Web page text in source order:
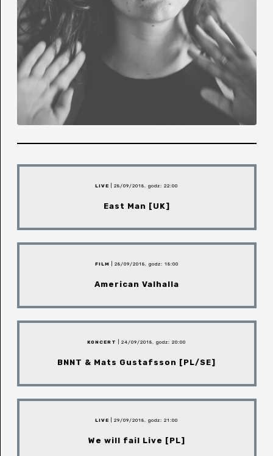
LIVE | 28/09/2018, godz: 22:00
East Man [UK]
FILM | 28/09/2018, godz: 18:00
American Valhalla
KONCERT | 24/09/2018, godz: 20:00
BNNT & Mats Gustafsson [PL/SE]
LIVE | 29/09/2018, godz: 21:00
We will fail Live [PL]